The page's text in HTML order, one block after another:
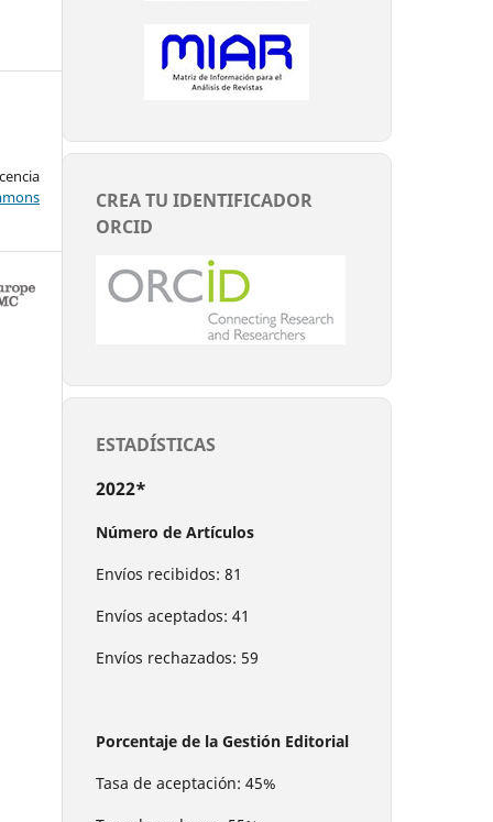
CREA TU IDENTIFICADOR
ORCID
ESTADÍSTICAS
2022*
Número de Artículos
Envíos recibidos: 81
Envíos aceptados: 41
Envíos rechazados: 59
Porcentaje de la Gestión Editorial
Tasa de aceptación: 45%